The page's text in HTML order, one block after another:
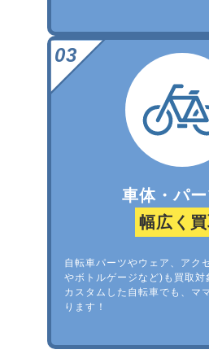
車体・パ
幅広く買
自転車パーツやウェア、アク
やボトルゲージなど)も買取対
カスタムした自転車でも、マ
ります！